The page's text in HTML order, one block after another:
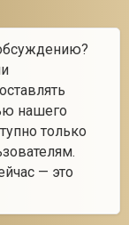
нашего
только
— это